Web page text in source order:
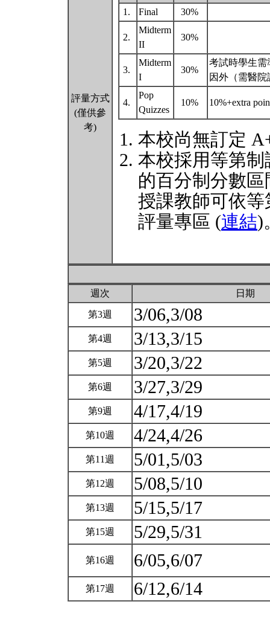
評量方式
(僅供參
考)
1.
Final 30%
2.
Midterm
II
30%
3.
Midterm
I
30%
考試時學生需
因外（需醫
4.
Pop
Quizzes
10% 10%+extra
本校尚無訂定
本校採用等第
的百分制分數
授課教師可依
評量專區 (連結)
週次 日期
第3週 3/06,3/08
第4週 3/13,3/15
第5週 3/20,3/22
第6週 3/27,3/29
第9週 4/17,4/19
第10週 4/24,4/26
第11週 5/01,5/03
第12週 5/08,5/10
第13週 5/15,5/17
第15週 5/29,5/31
第16週 6/05,6/07
第17週 6/12,6/14